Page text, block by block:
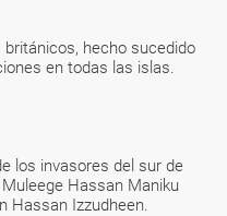
hecho sucedido
en todas las islas.
los invasores del sur de
Hassan Maniku
Hassan Izzudheen.